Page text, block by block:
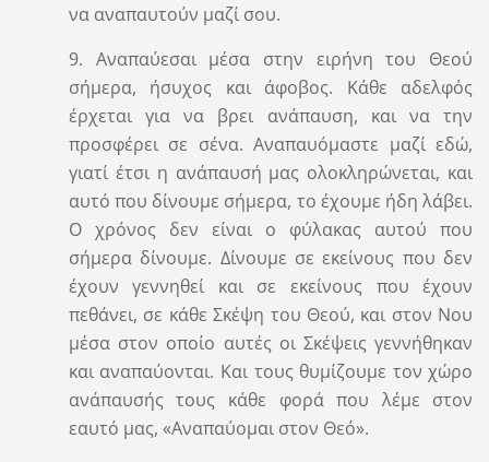
να αναπαυτούν μαζί σου.
9. Αναπαύεσαι μέσα στην ειρήνη του Θεού
σήμερα, ήσυχος και άφοβος. Κάθε αδελφός
έρχεται για να βρει ανάπαυση, και να την
προσφέρει σε σένα. Αναπαυόμαστε μαζί εδώ,
γιατί έτσι η ανάπαυσή μας ολοκληρώνεται, και
αυτό που δίνουμε σήμερα, το έχουμε ήδη λάβει.
Ο χρόνος δεν είναι ο φύλακας αυτού που
σήμερα δίνουμε. Δίνουμε σε εκείνους που δεν
έχουν γεννηθεί και σε εκείνους που έχουν
πεθάνει, σε κάθε Σκέψη του Θεού, και στον Νου
μέσα στον οποίο αυτές οι Σκέψεις γεννήθηκαν
και αναπαύονται. Και τους θυμίζουμε τον χώρο
ανάπαυσής τους κάθε φορά που λέμε στον
εαυτό μας, «Αναπαύομαι στον Θεό».